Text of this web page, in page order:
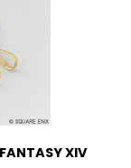
XIV